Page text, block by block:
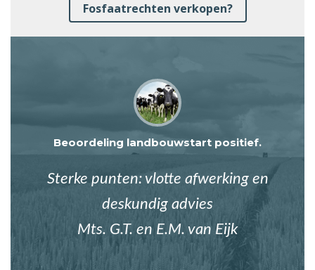
Fosfaatrechten verkopen?
Beoordeling landbouwstart positief.
Sterke punten: vlotte afwerking en
deskundig advies
Mts. G.T. en E.M. van Eijk